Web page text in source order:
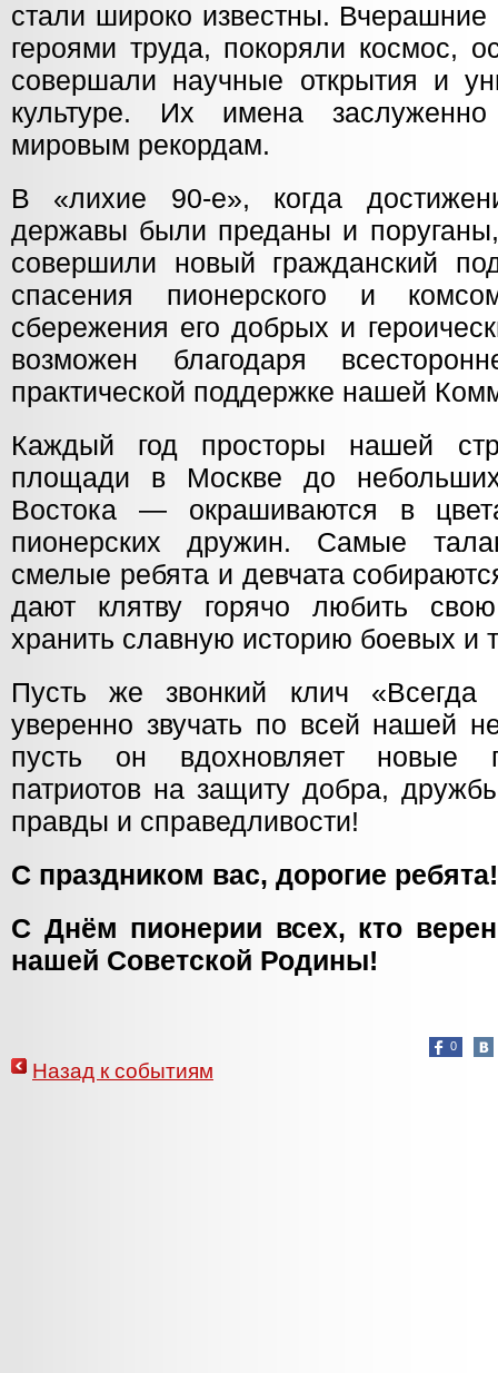
стали широко известны. Вчерашние
героями труда, покоряли космос,
совершали научные открытия и
культуре. Их имена
мировым рекордам.
В «лихие 90-е», когда
державы были преданы и
совершили новый гражданский
спасения пионерского и
сбережения его добрых и
возможен благодаря
практической поддержке нашей
Каждый год просторы нашей
площади в Москве до
Востока — окрашиваются в
пионерских дружин. Самые
смелые ребята и девчата
дают клятву горячо любить
хранить славную историю боевых и
Пусть же звонкий клич «Всегда
уверенно звучать по всей нашей
пусть он вдохновляет новые
патриотов на защиту добра,
правды и справедливости!
С праздником вас, дорогие ребята!
С Днём пионерии всех, кто
нашей Советской Родины!
0
Назад к событиям